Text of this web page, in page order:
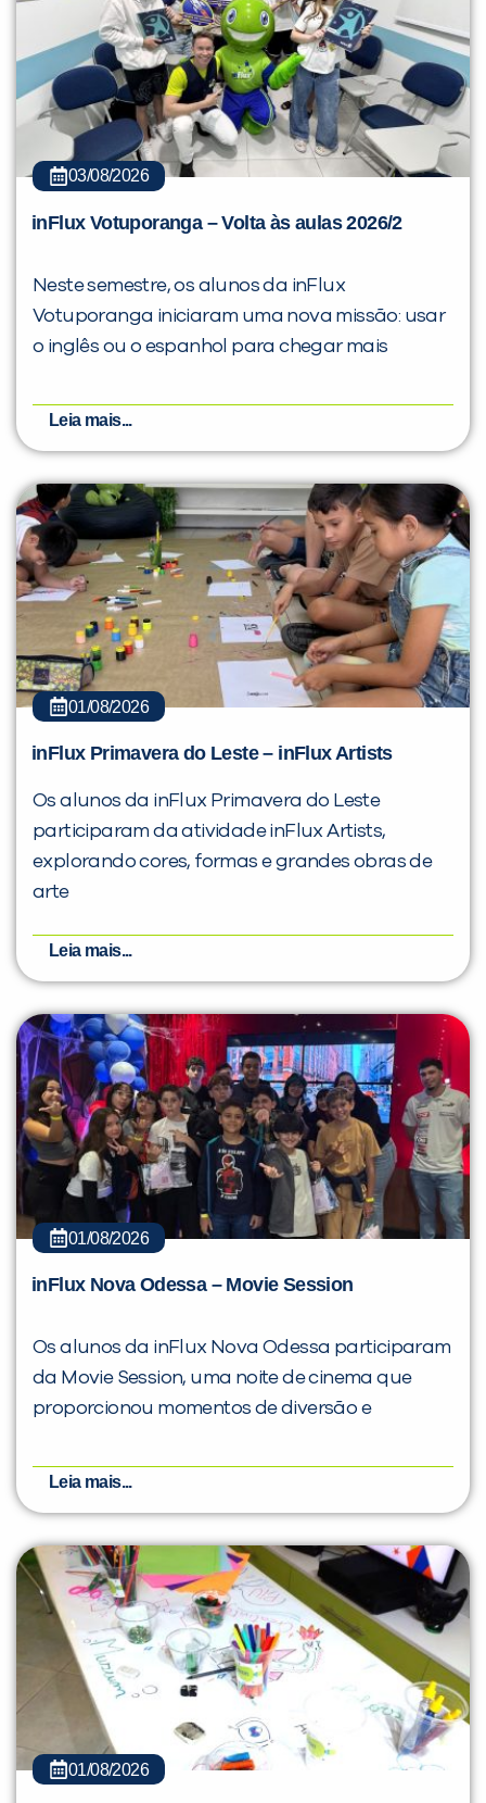
03/08/2026
inFlux Votuporanga – Volta às aulas 2026/2
Neste semestre, os alunos da inFlux
Votuporanga iniciaram uma nova missão: usar
o inglês ou o espanhol para chegar mais
Leia mais...
01/08/2026
inFlux Primavera do Leste – inFlux Artists
Os alunos da inFlux Primavera do Leste
participaram da atividade inFlux Artists,
explorando cores, formas e grandes obras de
arte
Leia mais...
01/08/2026
inFlux Nova Odessa – Movie Session
Os alunos da inFlux Nova Odessa participaram
da Movie Session, uma noite de cinema que
proporcionou momentos de diversão e
Leia mais...
01/08/2026